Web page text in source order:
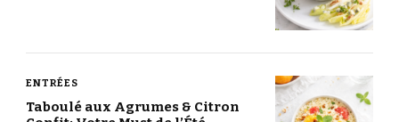
ENTRÉES
Taboulé aux Agrumes & Citron